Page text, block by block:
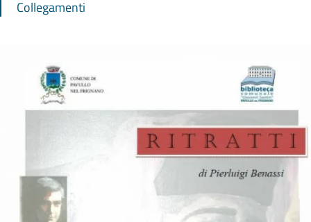
Collegamenti